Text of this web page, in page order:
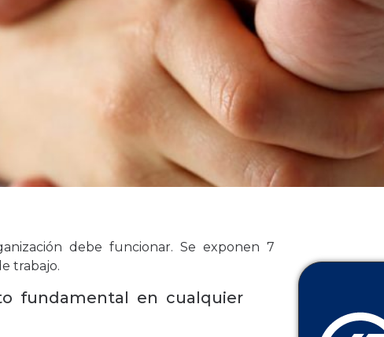
debe funcionar. Se exponen 7
trabajo.
fundamental en cualquier